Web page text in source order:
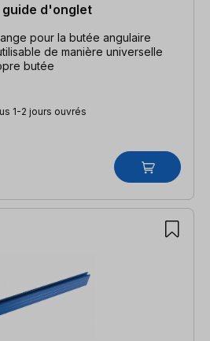
guide d'onglet
pour la butée angulaire
de manière universelle
butée
1-2 jours ouvrés